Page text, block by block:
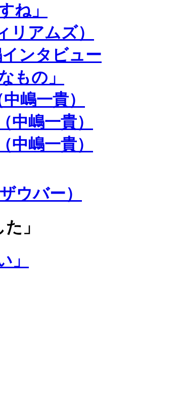
ね」
リアムズ）
ンタビュー
もの」
嶋一貴）
中嶋一貴）
中嶋一貴）
ウバー）
」
」